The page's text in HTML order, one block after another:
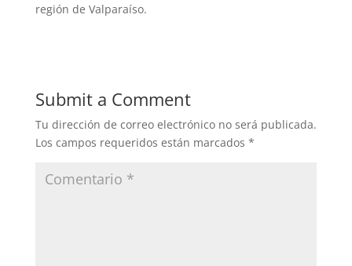
región de Valparaíso.
Submit a Comment
Tu dirección de correo electrónico no será publicada.
Los campos requeridos están marcados *